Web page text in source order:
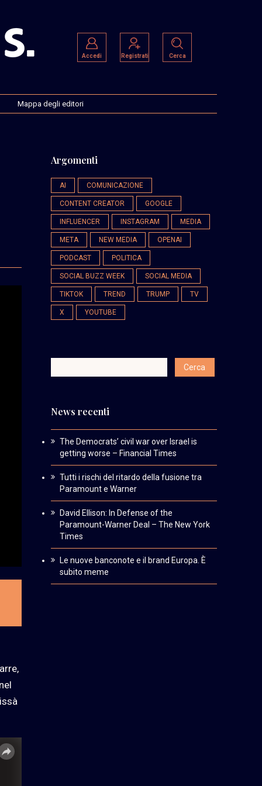
Accedi Registrati Cerca
Mappa degli editori
Argomenti
AI COMUNICAZIONE
CONTENT CREATOR GOOGLE
INFLUENCER INSTAGRAM MEDIA
META NEW MEDIA OPENAI
PODCAST POLITICA
SOCIAL BUZZ WEEK SOCIAL MEDIA
TIKTOK TREND TRUMP TV
X YOUTUBE
News recenti
The Democrats’ civil war over Israel is
getting worse – Financial Times
Tutti i rischi del ritardo della fusione tra
Paramount e Warner
David Ellison: In Defense of the
Paramount-Warner Deal – The New York
Times
Le nuove banconote e il brand Europa. È
subito meme